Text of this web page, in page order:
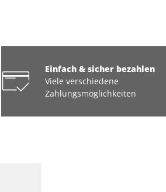
Einfach & sicher bezahlen
Viele verschiedene
Zahlungsmöglichkeiten